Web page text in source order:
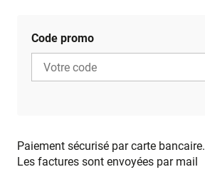
Code promo
Paiement sécurisé par carte bancaire.
Les factures sont envoyées par mail